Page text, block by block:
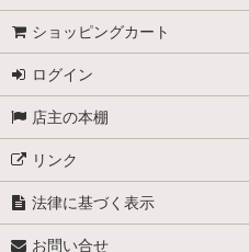
ショッピングカート
ログイン
店主の本棚
リンク
法律に基づく表示
お問い合せ